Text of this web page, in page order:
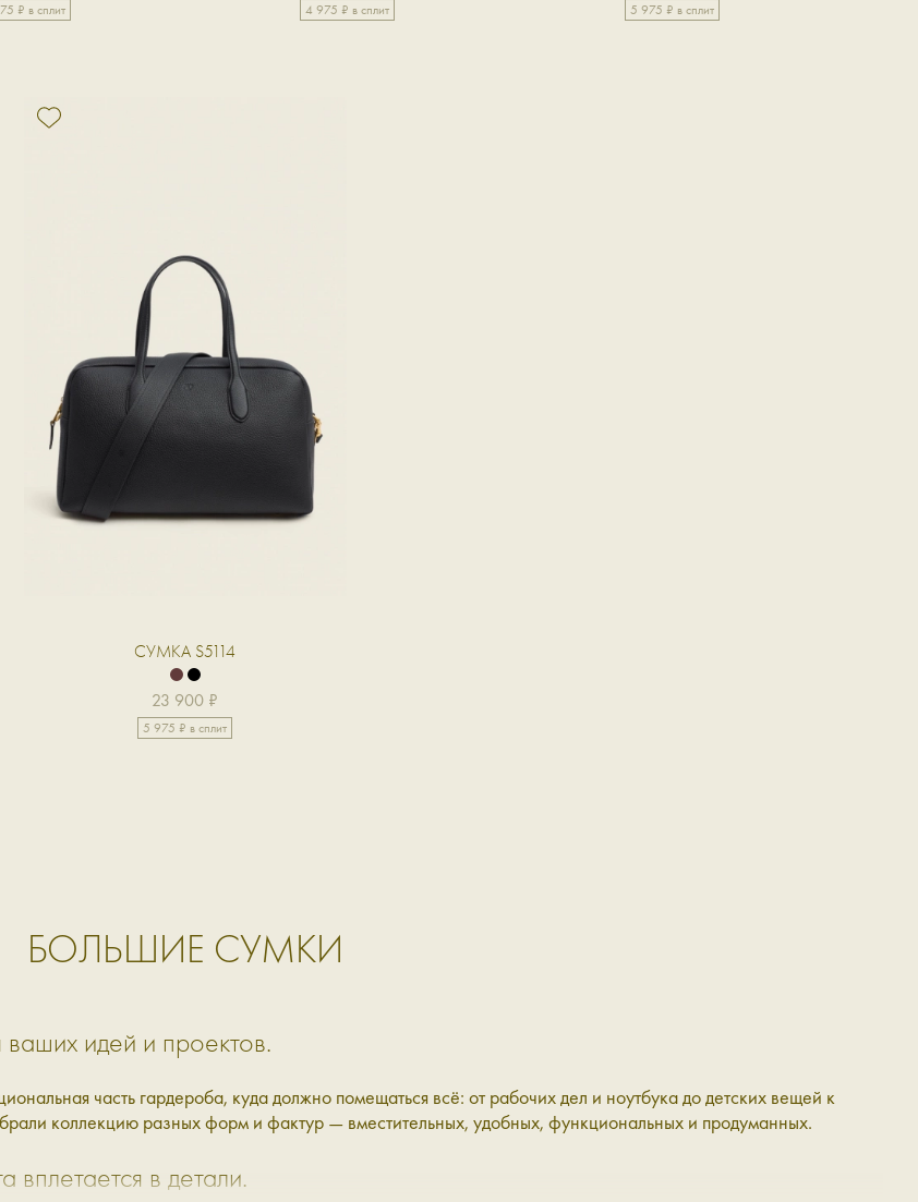
₽ в сплит 4 975 ₽ в сплит 5 975 ₽ в сплит
СУМКА S5114
23 900 ₽
5 975 ₽ в сплит
БОЛЬШИЕ СУМКИ
идей и проектов.
часть гардероба, куда должно помещаться всё: от рабочих дел и ноутбука до детских вещей к
коллекцию разных форм и фактур — вместительных, удобных, функциональных и продуманных.
вплетается в детали.